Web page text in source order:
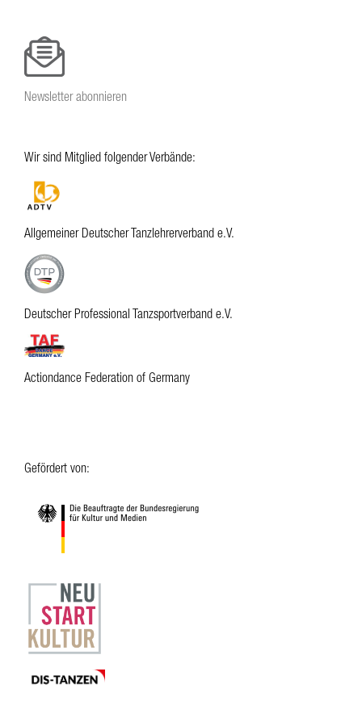
Newsletter abonnieren
Wir sind Mitglied folgender Verbände:
Allgemeiner Deutscher Tanzlehrerverband e.V.
Deutscher Professional Tanzsportverband e.V.
Actiondance Federation of Germany
Gefördert von: